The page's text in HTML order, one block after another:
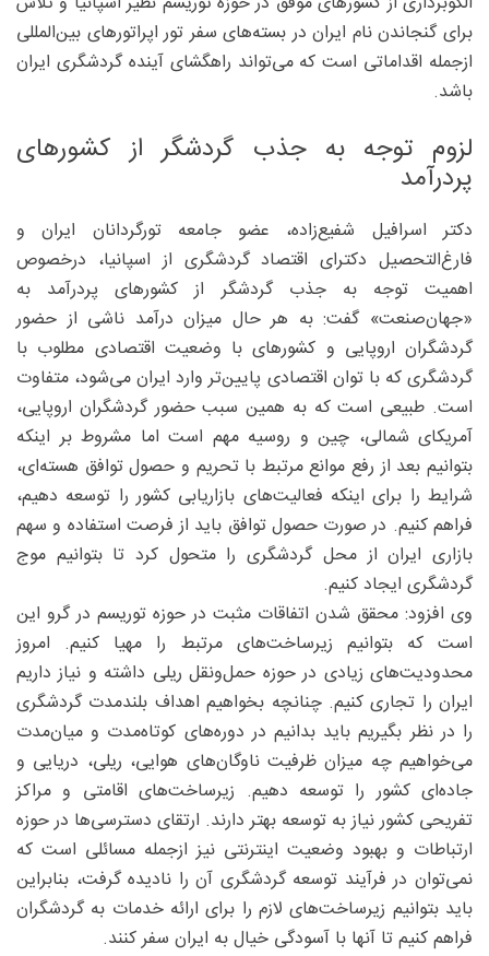
برای گنجاندن نام ایران در بسته‌های سفر تور اپراتورهای بین‌المللی
ازجمله اقداماتی است که می‌تواند راهگشای آینده گردشگری ایران
باشد.
لزوم توجه به جذب گردشگر از کشورهای
پردرآمد
دکتر اسرافیل شفیع‌زاده، عضو جامعه تورگردانان ایران و
فارغ‌التحصیل دکترای اقتصاد گردشگری از اسپانیا، درخصوص
اهمیت توجه به جذب گردشگر از کشورهای پردرآمد به
«جهان‌صنعت» گفت: به هر حال میزان درآمد ناشی از حضور
گردشگران اروپایی و کشورهای با وضعیت اقتصادی مطلوب با
گردشگری که با توان اقتصادی پایین‌تر وارد ایران می‌شود، متفاوت
است. طبیعی است که به همین سبب حضور گردشگران اروپایی،
آمریکای شمالی، چین و روسیه مهم است اما مشروط بر اینکه
بتوانیم بعد از رفع موانع مرتبط با تحریم و حصول توافق هسته‌ای،
شرایط را برای اینکه فعالیت‌های بازاریابی کشور را توسعه دهیم،
فراهم کنیم. در صورت حصول توافق باید از فرصت استفاده و سهم
بازاری ایران از محل گردشگری را متحول کرد تا بتوانیم موج
گردشگری ایجاد کنیم.
وی افزود: محقق شدن اتفاقات مثبت در حوزه توریسم در گرو این
است که بتوانیم زیرساخت‌های مرتبط را مهیا کنیم. امروز
محدودیت‌های زیادی در حوزه حمل‌ونقل ریلی داشته و نیاز داریم
ایران را تجاری کنیم. چنانچه بخواهیم اهداف بلندمدت گردشگری
را در نظر بگیریم باید بدانیم در دوره‌های کوتاه‌مدت و میان‌مدت
می‌خواهیم چه میزان ظرفیت ناوگان‌های هوایی، ریلی، دریایی و
جاده‌ای کشور را توسعه دهیم. زیرساخت‌های اقامتی و مراکز
تفریحی کشور نیاز به توسعه بهتر دارند. ارتقای دسترسی‌ها در حوزه
ارتباطات و بهبود وضعیت اینترنتی نیز ازجمله مسائلی است که
نمی‌توان در فرآیند توسعه گردشگری آن را نادیده گرفت، بنابراین
باید بتوانیم زیرساخت‌های لازم را برای ارائه خدمات به گردشگران
فراهم کنیم تا آنها با آسودگی خیال به ایران سفر کنند.